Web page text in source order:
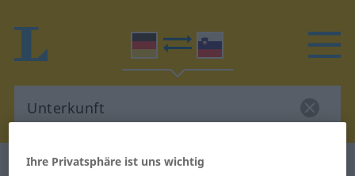
Deutsch-Slowenisch Wörterbuch
Ihre Privatsphäre ist uns wichtig